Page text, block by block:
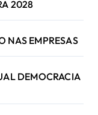
2028
NAS EMPRESAS
DEMOCRACIA